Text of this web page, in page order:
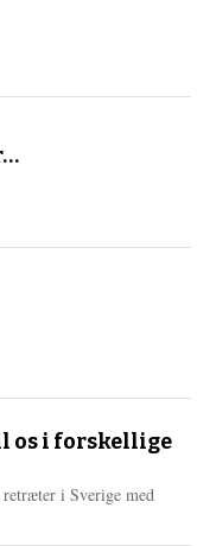
os i forskellige
i Sverige med